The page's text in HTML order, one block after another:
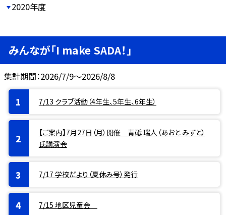
2020年度
みんなが「I make SADA！」
集計期間：2026/7/9～2026/8/8
7/13 クラブ活動（4年生、5年生、6年生）
【ご案内】7月27日（月）開催 青砥 瑞人（あおと みずと）
氏講演会
7/17 学校だより（夏休み号）発行
7/15 地区児童会